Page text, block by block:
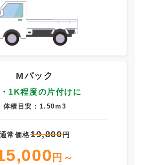
Mパック
1K程度の片付けに
体積目安：1.50m3
通常価格19,800円
円～